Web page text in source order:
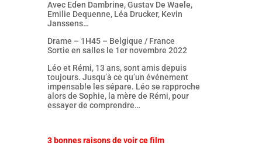
Avec Eden Dambrine, Gustav De Waele,
Emilie Dequenne, Léa Drucker, Kevin
Janssens…
Drame – 1H45 – Belgique / France
Sortie en salles le 1er novembre 2022
Léo et Rémi, 13 ans, sont amis depuis
toujours. Jusqu’à ce qu’un événement
impensable les sépare. Léo se rapproche
alors de Sophie, la mère de Rémi, pour
essayer de comprendre…
3 bonnes raisons de voir ce film